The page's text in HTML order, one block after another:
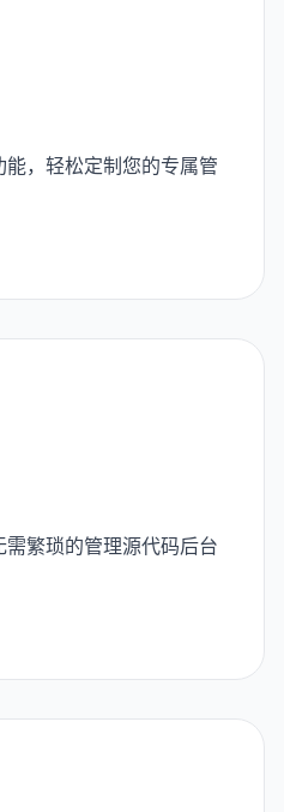
，轻松定制您的专属管
繁琐的管理源代码后台